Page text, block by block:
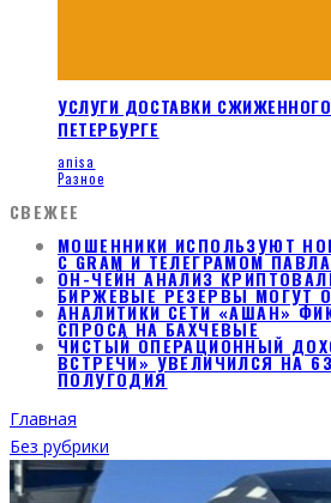
УСЛУГИ ДОСТАВКИ
ПЕТЕРБУРГЕ
anisa
Разное
СВЕЖЕЕ
МОШЕННИКИ ИСПОЛЬЗУЮТ
С GRAM И ТЕЛЕГРАМОМ
ОН-ЧЕЙН АНАЛИЗ
БИРЖЕВЫЕ РЕЗЕРВЫ МОГУТ
АНАЛИТИКИ СЕТИ «АШАН»
СПРОСА НА БАХЧЕВЫЕ
ЧИСТЫЙ ОПЕРАЦИОННЫЙ
ВСТРЕЧИ» УВЕЛИЧИЛСЯ НА
ПОЛУГОДИЯ
Главная
Без рубрики